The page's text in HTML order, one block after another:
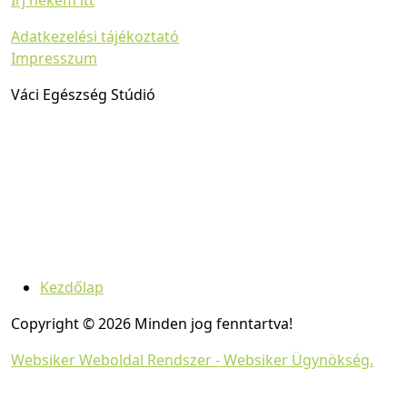
Adatkezelési tájékoztató
Impresszum
Váci Egészség Stúdió
Kezdőlap
Copyright © 2026 Minden jog fenntartva!
Websiker Weboldal Rendszer - Websiker Ügynökség.